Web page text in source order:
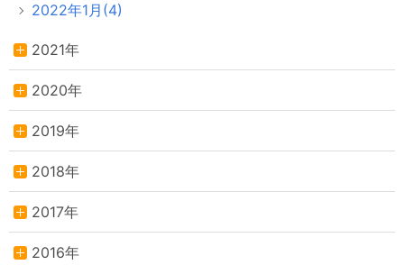
2022年1月(4)
2021年
2020年
2019年
2018年
2017年
2016年